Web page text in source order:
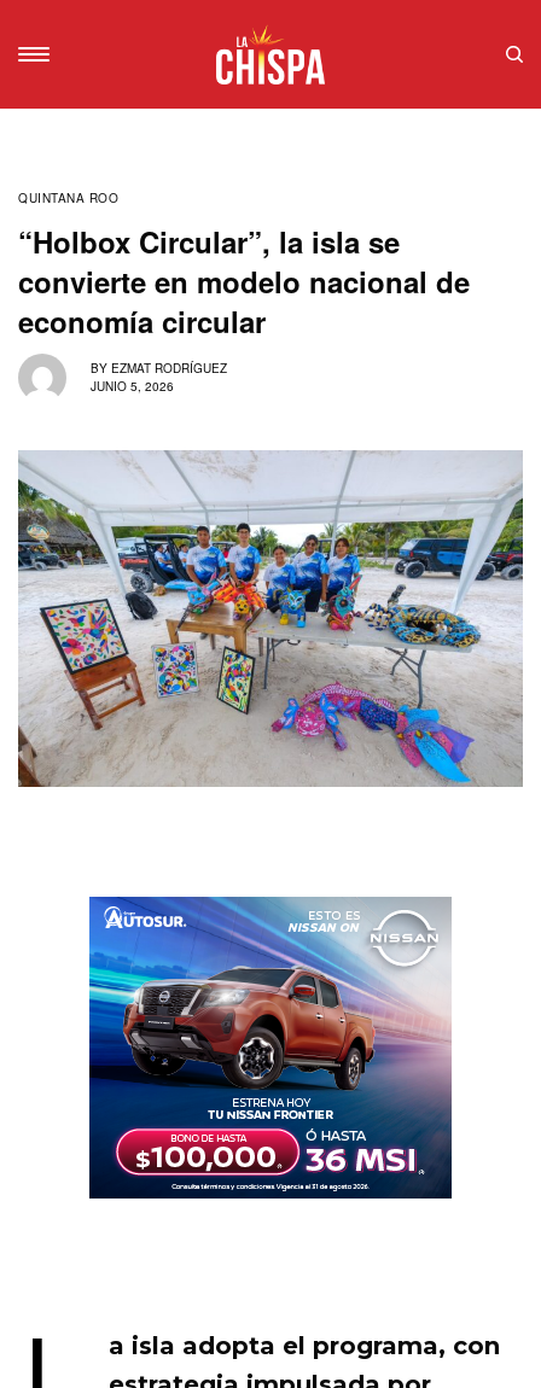
QUINTANA ROO
“Holbox Circular”, la isla se
convierte en modelo nacional de
economía circular
BY EZMAT RODRÍGUEZ
JUNIO 5, 2026
a isla adopta el programa, con